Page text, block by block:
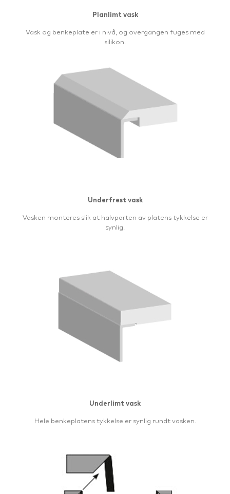
Planlimt vask
Vask og benkeplate er i nivå, og overgangen fuges med
silikon.
Underfrest vask
Vasken monteres slik at halvparten av platens tykkelse er
synlig.
Underlimt vask
Hele benkeplatens tykkelse er synlig rundt vasken.